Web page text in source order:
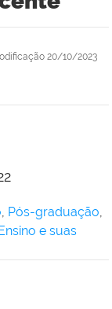
20/10/2023
, Pós-graduação,
e suas